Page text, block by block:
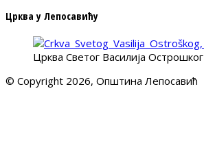
Црква у Лепосавићу
Црква Светог Василија Острошког
© Copyright 2026, Општина Лепосавић